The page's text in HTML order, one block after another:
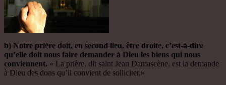
b) Notre prière doit, en second lieu, être droite, c’est-à-dire
qu’elle doit nous faire demander à Dieu les biens qui nous
conviennent. « La prière, dit saint Jean Damascène, est la demande
à Dieu des dons qu’il convient de solliciter.»